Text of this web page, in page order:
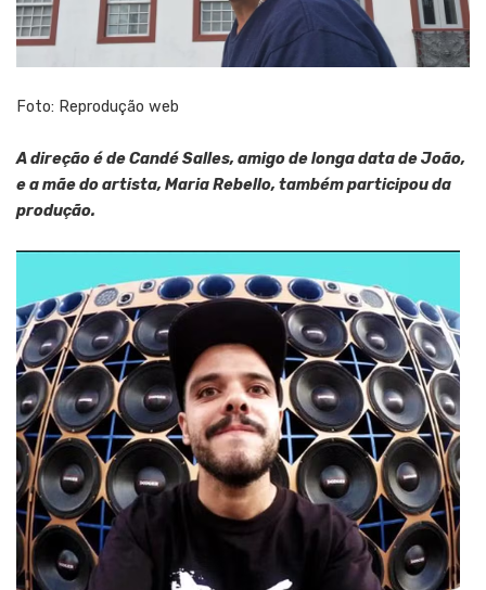
Foto: Reprodução web
A direção é de Candé Salles, amigo de longa data de João,
e a mãe do artista, Maria Rebello, também participou da
produção.